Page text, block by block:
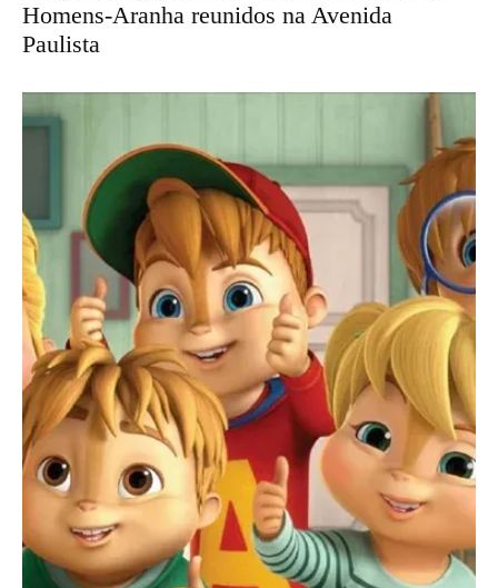
Homens-Aranha reunidos na Avenida
Paulista